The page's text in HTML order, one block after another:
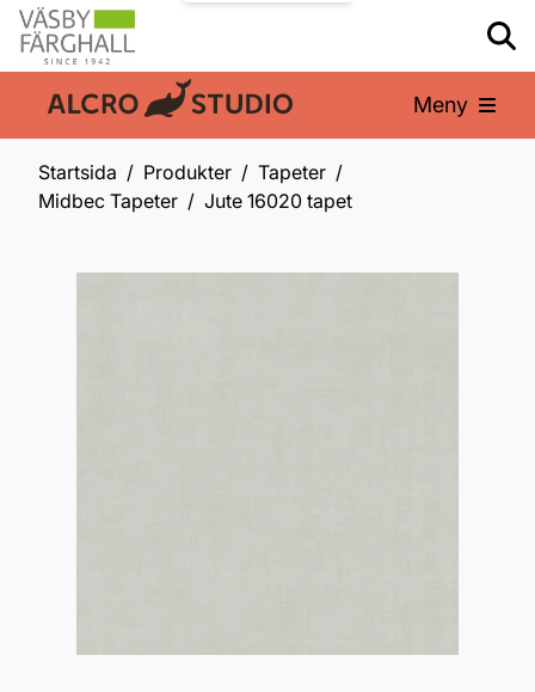
En del av: Meny
Startsida Produkter
Tapeter
Midbec Tapeter
Jute 16020 tapet